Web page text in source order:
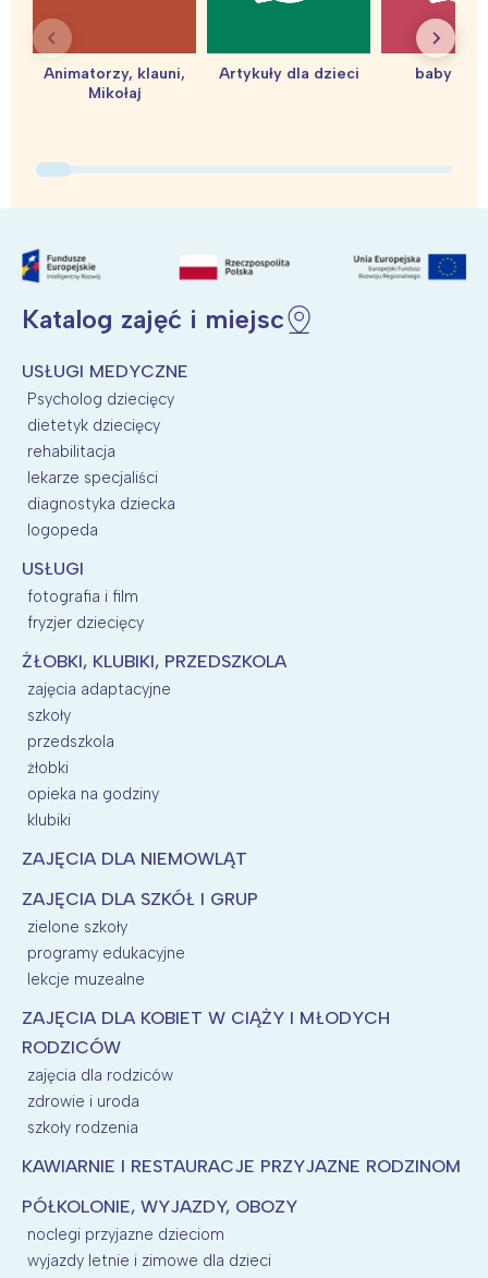
Animatorzy, klauni,
Mikołaj
Artykuły dla dzieci baby
Katalog zajęć i miejsc
USŁUGI MEDYCZNE
Psycholog dziecięcy
dietetyk dziecięcy
rehabilitacja
lekarze specjaliści
diagnostyka dziecka
logopeda
USŁUGI
fotografia i film
fryzjer dziecięcy
ŻŁOBKI, KLUBIKI, PRZEDSZKOLA
zajęcia adaptacyjne
szkoły
przedszkola
żłobki
opieka na godziny
klubiki
ZAJĘCIA DLA NIEMOWLĄT
ZAJĘCIA DLA SZKÓŁ I GRUP
zielone szkoły
programy edukacyjne
lekcje muzealne
ZAJĘCIA DLA KOBIET W CIĄŻY I MŁODYCH
RODZICÓW
zajęcia dla rodziców
zdrowie i uroda
szkoły rodzenia
KAWIARNIE I RESTAURACJE PRZYJAZNE RODZINOM
PÓŁKOLONIE, WYJAZDY, OBOZY
noclegi przyjazne dzieciom
wyjazdy letnie i zimowe dla dzieci